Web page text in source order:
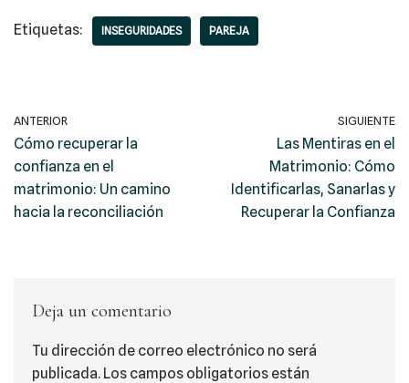
Etiquetas: INSEGURIDADES PAREJA
ANTERIOR
Cómo recuperar la
confianza en el
matrimonio: Un camino
hacia la reconciliación
SIGUIENTE
Las Mentiras en el
Matrimonio: Cómo
Identificarlas, Sanarlas y
Recuperar la Confianza
Deja un comentario
Tu dirección de correo electrónico no será
publicada. Los campos obligatorios están